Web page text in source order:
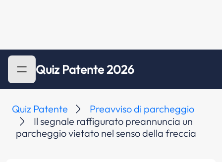
Quiz Patente 2026
Quiz Patente
Preavviso di parcheggio
Il segnale raffigurato preannuncia un
parcheggio vietato nel senso della freccia